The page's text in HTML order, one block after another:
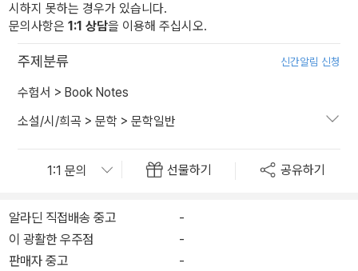
시하지 못하는 경우가 있습니다.
문의사항은 1:1 상담을 이용해 주십시오.
주제분류 신간알림 신청
수험서 > Book Notes
소설/시/희곡 > 문학 > 문학일반
선물하기 공유하기
알라딘 직접배송 중고
-
이 광활한 우주점
-
판매자 중고
-